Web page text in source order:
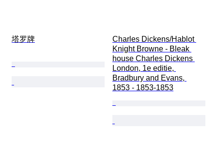
塔罗牌
Charles Dickens/Hablot
Knight Browne - Bleak
house Charles Dickens
London, 1e editie,
Bradbury and Evans,
1853 - 1853-1853